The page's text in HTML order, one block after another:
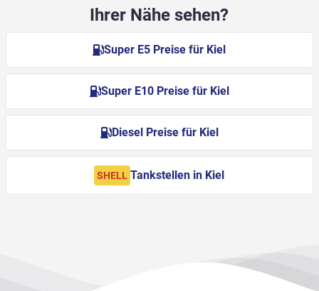
Ihrer Nähe sehen?
Super E5 Preise für Kiel
Super E10 Preise für Kiel
Diesel Preise für Kiel
SHELL Tankstellen in Kiel